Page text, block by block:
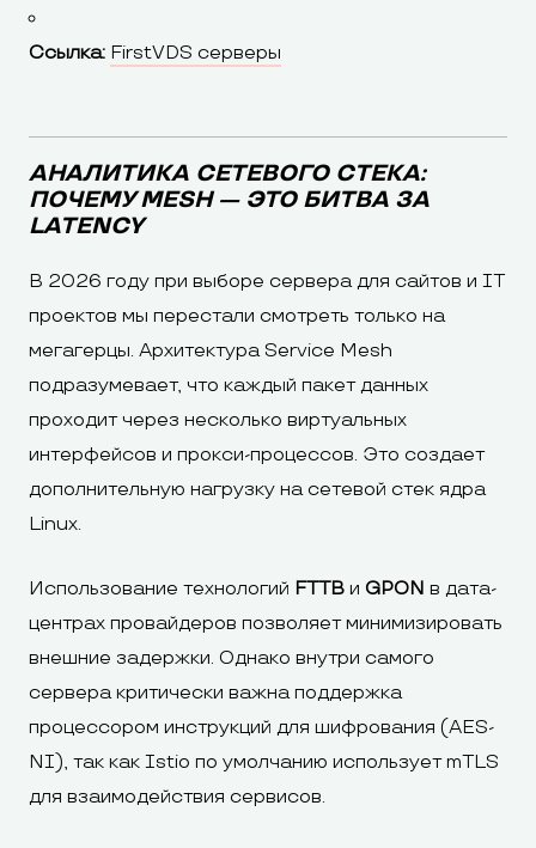
Ссылка: FirstVDS серверы
АНАЛИТИКА СЕТЕВОГО СТЕКА:
ПОЧЕМУ MESH — ЭТО БИТВА ЗА
LATENCY
В 2026 году при выборе сервера для сайтов и IT
проектов мы перестали смотреть только на
мегагерцы. Архитектура Service Mesh
подразумевает, что каждый пакет данных
проходит через несколько виртуальных
интерфейсов и прокси-процессов. Это создает
дополнительную нагрузку на сетевой стек ядра
Linux.
Использование технологий FTTB и GPON в дата-
центрах провайдеров позволяет минимизировать
внешние задержки. Однако внутри самого
сервера критически важна поддержка
процессором инструкций для шифрования (AES-
NI), так как Istio по умолчанию использует mTLS
для взаимодействия сервисов.